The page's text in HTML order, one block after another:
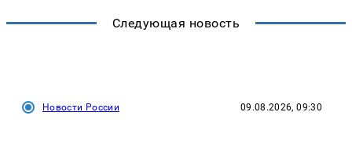
Следующая новость
Новости России 09.08.2026, 09:30